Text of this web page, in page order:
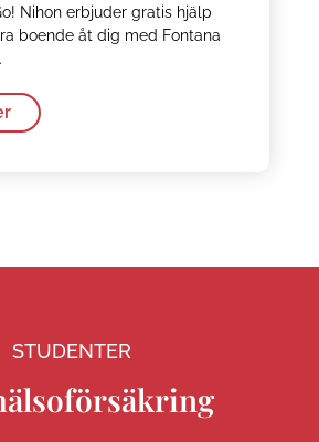
Nihon erbjuder gratis hjälp
boende åt dig med Fontana
STUDENTER